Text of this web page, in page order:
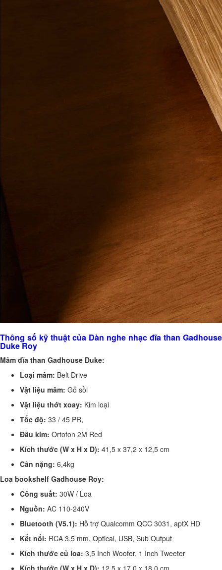
Thông số kỹ thuật của Dàn nghe nhạc đĩa than Gadhouse
Duke Roy
Mâm đĩa than Gadhouse Duke:
Loại mâm: Belt Drive
Vật liệu mâm: Gỗ sồi
Vật liệu thớt xoay: Kim loại
Tốc độ: 33 / 45 PR,
Đầu kim: Ortofon 2M Red
Kích thước (W x H x D): 41,5 x 37,2 x 12,5 cm
Cân nặng: 6,4kg
Loa bookshelf Gadhouse Roy:
Công suất: 30W / Loa
Nguồn: AC 110-240V
Bluetooth (V5.1): Hỗ trợ Qualcomm QCC 3031, aptX HD
Kết nối: RCA 3,5 mm, Optical, USB, Sub Output
Kích thước củ loa: 3,5 Inch Woofer, 1 Inch Tweeter
Kích thước (W x H x D): 12,5 x 17,0 x 18,0 cm